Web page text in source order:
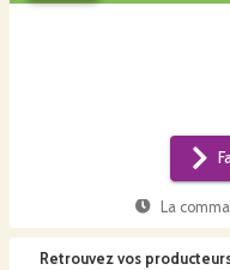
La
Retrouvez vos